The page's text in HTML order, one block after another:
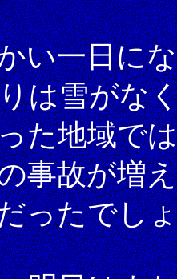
い一日に
は雪がな
た地域で
事故が増
ったでし